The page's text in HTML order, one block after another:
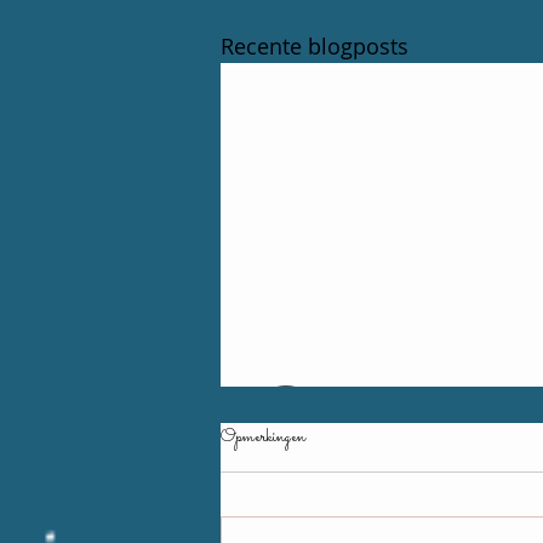
Recente blogposts
Opmerkingen